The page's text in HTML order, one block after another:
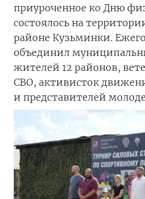
приуроченное ко Дню
состоялось на
районе Кузьминки.
объединил
жителей 12 районов,
СВО, активисток
и представителей